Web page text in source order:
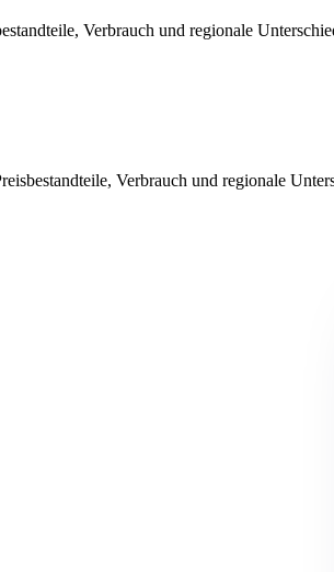
Verbrauch und regionale
Verbrauch und regionale